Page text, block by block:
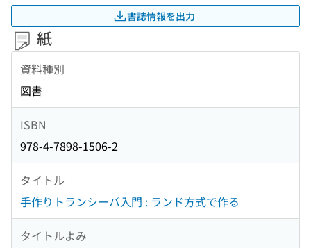
書誌情報を出力
紙
資料種別
図書
ISBN
978-4-7898-1506-2
タイトル
手作りトランシーバ入門 : ランド方式で作る
タイトルよみ